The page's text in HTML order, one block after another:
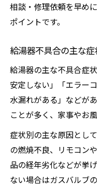
相談・修理依頼を早め
ポイントです。
給湯器不具合の主な
給湯器の主な不具合症
安定しない」「エラー
水漏れがある」などが
ことが多く、家事やお
症状別の主な原因とし
の燃焼不良、リモコン
品の経年劣化などが挙
ない場合はガスバルブ